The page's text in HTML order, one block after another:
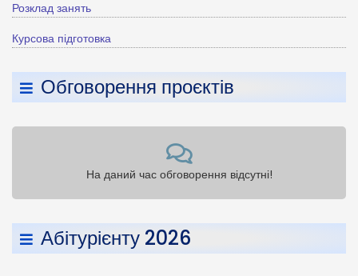
Розклад занять
Курсова підготовка
Обговорення проєктів
На даний час обговорення відсутні!
Абітурієнту 2026